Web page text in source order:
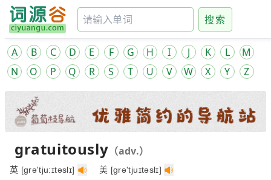
搜索
A B C D E F G H I J K L
M
N
O P Q R S T U V W X Y Z
gratuitously （adv.）
英 [ɡrə'tju:ɪtəslɪ] 美 [ɡrə'tjuɪtəslɪ]